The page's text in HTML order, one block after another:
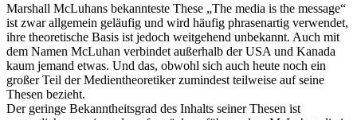
Marshall McLuhans bekannteste These „The media is the message“
ist zwar allgemein geläufig und wird häufig phrasenartig verwendet,
ihre theoretische Basis ist jedoch weitgehend unbekannt. Auch mit
dem Namen McLuhan verbindet außerhalb der USA und Kanada
kaum jemand etwas. Und das, obwohl sich auch heute noch ein
großer Teil der Medientheoretiker zumindest teilweise auf seine
Thesen bezieht.
Der geringe Bekanntheitsgrad des Inhalts seiner Thesen ist